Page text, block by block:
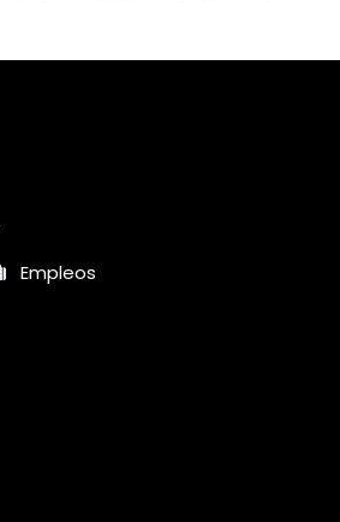
Empleos